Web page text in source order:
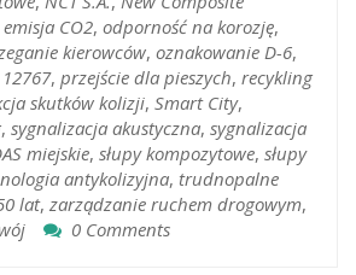
CO2, odporność na korozję,
kierowców, oznakowanie D-6,
, przejście dla pieszych, recykling
skutków kolizji, Smart City,
, sygnalizacja akustyczna, sygnalizacja
miejskie, słupy kompozytowe, słupy
antykolizyjna, trudnopalne
lat, zarządzanie ruchem drogowym,
0 Comments